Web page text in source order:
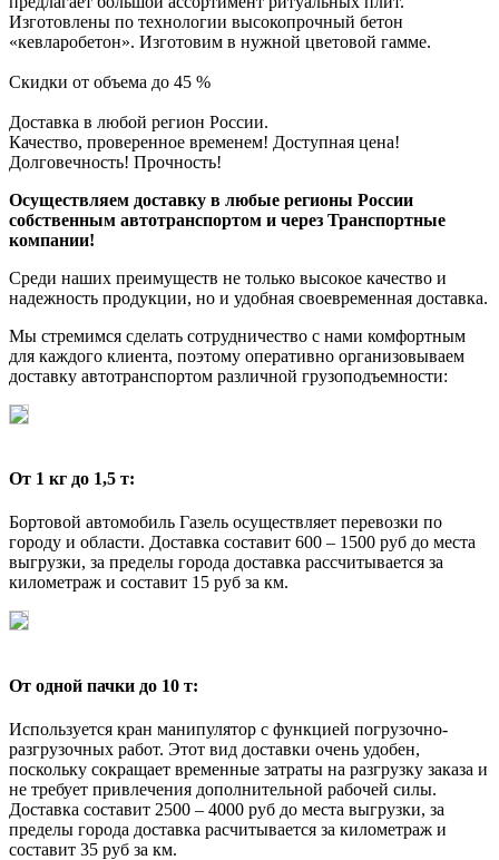
Изготовлены по технологии высокопрочный бетон
«кевларобетон». Изготовим в нужной цветовой гамме.
Скидки от объема до 45 %
Доставка в любой регион России.
Качество, проверенное временем! Доступная цена!
Долговечность! Прочность!
Осуществляем доставку в любые регионы России
собственным автотранспортом и через Транспортные
компании!
Среди наших преимуществ не только высокое качество и
надежность продукции, но и удобная своевременная доставка.
Мы стремимся сделать сотрудничество с нами комфортным
для каждого клиента, поэтому оперативно организовываем
доставку автотранспортом различной грузоподъемности:
От 1 кг до 1,5 т:
Бортовой автомобиль Газель осуществляет перевозки по
городу и области. Доставка составит 600 – 1500 руб до места
выгрузки, за пределы города доставка рассчитывается за
километраж и составит 15 руб за км.
От одной пачки до 10 т:
Используется кран манипулятор с функцией погрузочно-
разгрузочных работ. Этот вид доставки очень удобен,
поскольку сокращает временные затраты на разгрузку заказа и
не требует привлечения дополнительной рабочей силы.
Доставка составит 2500 – 4000 руб до места выгрузки, за
пределы города доставка расчитывается за километраж и
составит 35 руб за км.